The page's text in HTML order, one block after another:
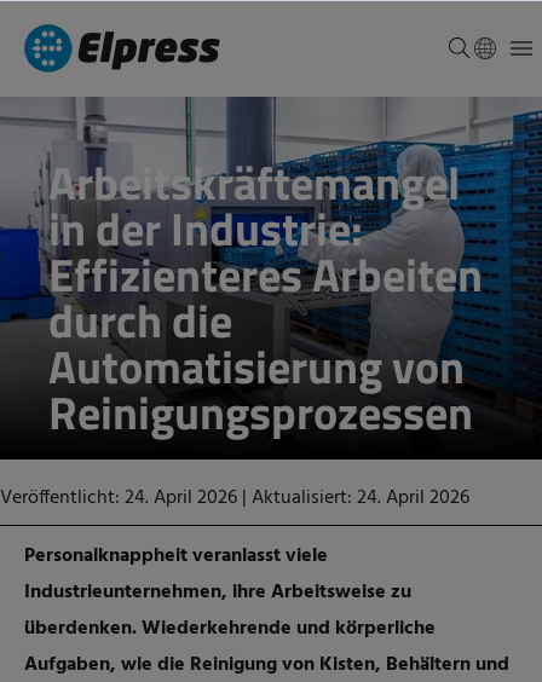
Arbeitskräftemangel
in der Industrie:
Effizienteres Arbeiten
durch die
Automatisierung von
Reinigungsprozessen
Veröffentlicht: 24. April 2026|Aktualisiert: 24. April 2026
Personalknappheit veranlasst viele
Industrieunternehmen, ihre Arbeitsweise zu
überdenken. Wiederkehrende und körperliche
Aufgaben, wie die Reinigung von Kisten, Behältern und